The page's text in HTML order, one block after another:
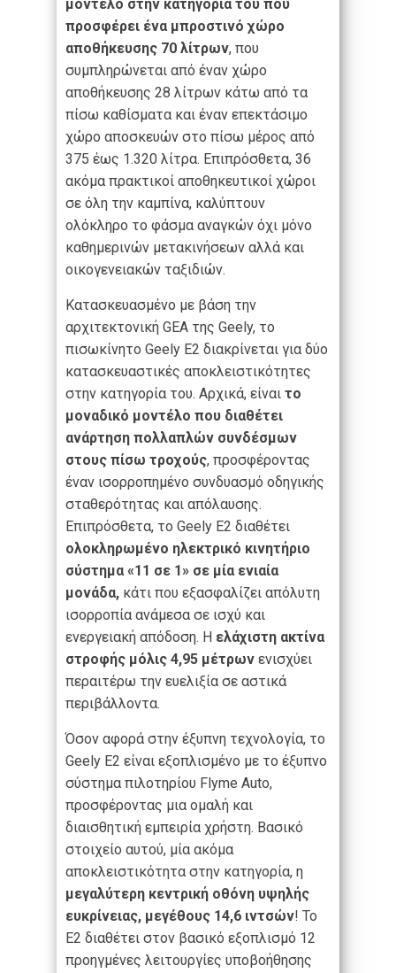
μοντέλο στην κατηγορία του που
προσφέρει ένα μπροστινό χώρο
αποθήκευσης 70 λίτρων, που
συμπληρώνεται από έναν χώρο
αποθήκευσης 28 λίτρων κάτω από τα
πίσω καθίσματα και έναν επεκτάσιμο
χώρο αποσκευών στο πίσω μέρος από
375 έως 1.320 λίτρα. Επιπρόσθετα, 36
ακόμα πρακτικοί αποθηκευτικοί χώροι
σε όλη την καμπίνα, καλύπτουν
ολόκληρο το φάσμα αναγκών όχι μόνο
καθημερινών μετακινήσεων αλλά και
οικογενειακών ταξιδιών.
Κατασκευασμένο με βάση την
αρχιτεκτονική GEA της Geely, το
πισωκίνητο Geely E2 διακρίνεται για δύο
κατασκευαστικές αποκλειστικότητες
στην κατηγορία του. Αρχικά, είναι το
μοναδικό μοντέλο που διαθέτει
ανάρτηση πολλαπλών συνδέσμων
στους πίσω τροχούς, προσφέροντας
έναν ισορροπημένο συνδυασμό οδηγικής
σταθερότητας και απόλαυσης.
Επιπρόσθετα, το Geely E2 διαθέτει
ολοκληρωμένο ηλεκτρικό κινητήριο
σύστημα «11 σε 1» σε μία ενιαία
μονάδα, κάτι που εξασφαλίζει απόλυτη
ισορροπία ανάμεσα σε ισχύ και
ενεργειακή απόδοση. Η ελάχιστη ακτίνα
στροφής μόλις 4,95 μέτρων ενισχύει
περαιτέρω την ευελιξία σε αστικά
περιβάλλοντα.
Όσον αφορά στην έξυπνη τεχνολογία, το
Geely E2 είναι εξοπλισμένο με το έξυπνο
σύστημα πιλοτηρίου Flyme Auto,
προσφέροντας μια ομαλή και
διαισθητική εμπειρία χρήστη. Βασικό
στοιχείο αυτού, μία ακόμα
αποκλειστικότητα στην κατηγορία, η
μεγαλύτερη κεντρική οθόνη υψηλής
ευκρίνειας, μεγέθους 14,6 ιντσών! Το
E2 διαθέτει στον βασικό εξοπλισμό 12
προηγμένες λειτουργίες υποβοήθησης